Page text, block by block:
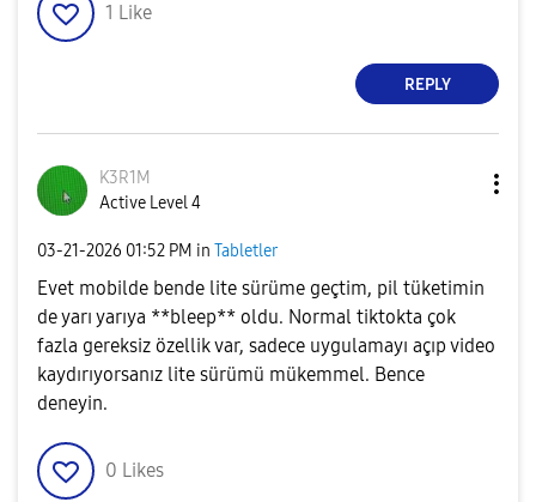
1 Like
REPLY
K3R1M
Active Level 4
‎03-21-2026 01:52 PM in Tabletler
Evet mobilde bende lite sürüme geçtim, pil tüketimin
de yarı yarıya **bleep** oldu. Normal tiktokta çok
fazla gereksiz özellik var, sadece uygulamayı açıp video
kaydırıyorsanız lite sürümü mükemmel. Bence
deneyin.
0 Likes